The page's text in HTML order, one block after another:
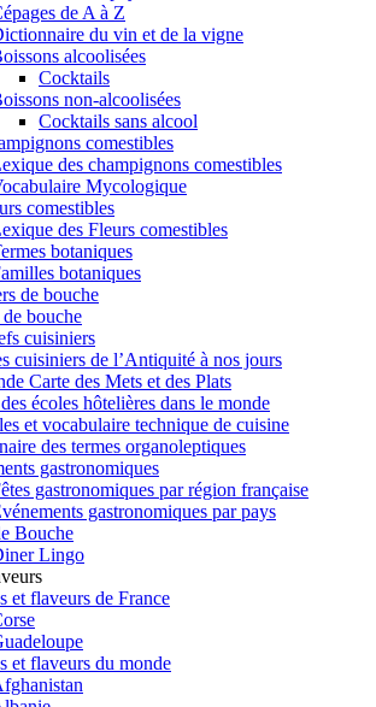
de A à Z
du vin et de la vigne
alcoolisées
Cocktails
non-alcoolisées
Cocktails sans alcool
comestibles
des champignons comestibles
Mycologique
comestibles
des Fleurs comestibles
botaniques
botaniques
de bouche
bouche
cuisiniers
cuisiniers de l’Antiquité à nos jours
Carte des Mets et des Plats
écoles hôtelières dans le monde
et vocabulaire technique de cuisine
des termes organoleptiques
gastronomiques
gastronomiques par région française
gastronomiques par pays
Bouche
Lingo
et flaveurs de France
et flaveurs du monde